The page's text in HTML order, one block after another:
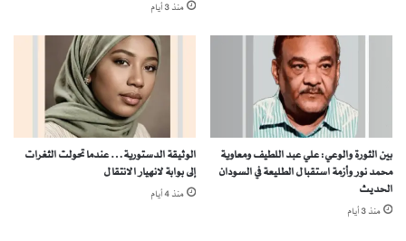
منذ 3 أيام
بين الثورة والوعي: علي عبد اللطيف ومعاوية
محمد نور وأزمة استقبال الطليعة في السودان
الحديث
منذ 3 أيام
الوثيقة الدستورية… عندما تحولت الثغرات
إلى بوابة لانهيار الانتقال
منذ 4 أيام